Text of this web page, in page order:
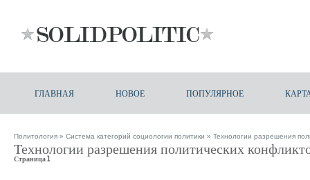
ГЛАВНАЯ НОВОЕ ПОПУЛЯРНОЕ
Политология » Система категорий социологии политики » Технологии разрешения
Технологии разрешения политических
Страница 1